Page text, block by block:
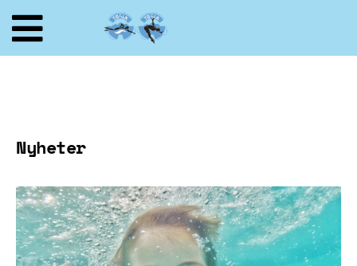
Nyheter